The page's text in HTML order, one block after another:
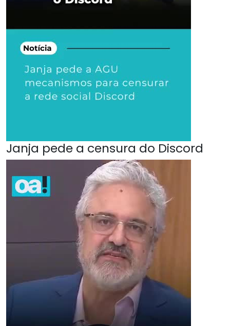
Janja pede a censura do Discord